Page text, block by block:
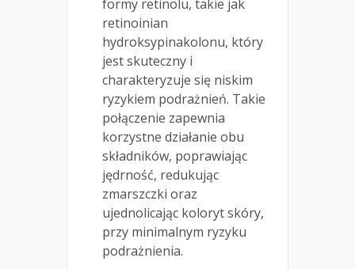
formy retinolu, takie jak
retinoinian
hydroksypinakolonu, który
jest skuteczny i
charakteryzuje się niskim
ryzykiem podrażnień. Takie
połączenie zapewnia
korzystne działanie obu
składników, poprawiając
jędrność, redukując
zmarszczki oraz
ujednolicając koloryt skóry,
przy minimalnym ryzyku
podrażnienia.